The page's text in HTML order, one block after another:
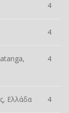
4
4
4
Ελλάδα 4